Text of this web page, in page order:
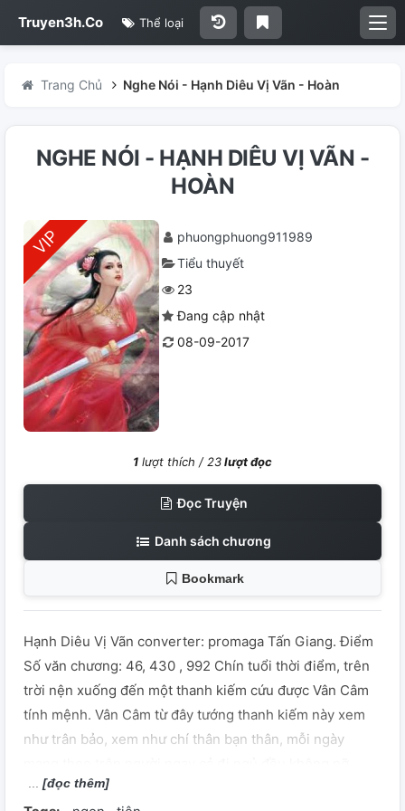
Truyen3h.Co Thể loại
Trang Chủ Nghe Nói - Hạnh Diêu Vị Vãn - Hoàn
NGHE NÓI - HẠNH DIÊU VỊ VÃN -
HOÀN
phuongphuong911989
Tiểu thuyết
23
Đang cập nhật
08-09-2017
1 lượt thích /23lượt đọc
Đọc Truyện
Danh sách chương
Bookmark
Hạnh Diêu Vị Vãn converter: promaga Tấn Giang. Điểm
Số văn chương: 46, 430 , 992 Chín tuổi thời điểm, trên
trời nện xuống đến một thanh kiếm cứu được Vân Câm
tính mệnh. Vân Câm từ đây tướng thanh kiếm này xem
như trân bảo, xem như chí thân bạn thân, mỗi ngày
buông tay. Thẳng đến có một ngày, nàng nghe nói thanh
[đọc thêm]